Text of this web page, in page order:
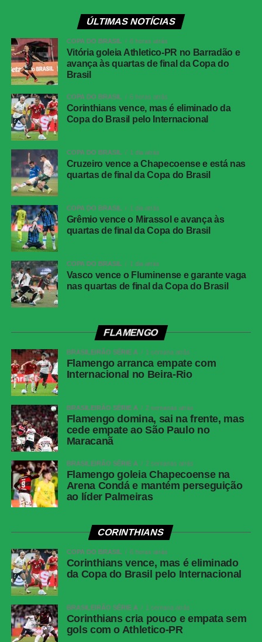
Data e horário:02.08 (domingo), às 19h30 (de
Local: Beira-Rio, em Porto Alegre (RS)
Athletico-PR x Vitória
ida das oitavas de final)
Data e horário:03.08 (segunda-feira), às 21h (de
Brasília)
Local: Arena da Baixada, em Curitiba (PR)
FICHA
TÉCNICA
Partida
Corinthians 0 x 0 Athletico-PR
Competição
Campeonato Brasileiro – 21ª rodada
Local
Data
30 de julho de 2026 (quinta-feira)
Horário
19h30 (de Brasília)
Público
R$ 2.606.640,01
amarelos
Benavídez, Jadson, Portilla e Santos
(Athletico-PR); Fernando Diniz, André
Ramalho, Matheuzinho e Rodrigo Garro
vermelhos
Árbitro
Paulo Cesar Zanovelli da Silva (MG)
Assistentes
Thiaggo Americano Labes (SC)
VAR
Paulo Renato Moreira da Silva Coelho (RJ)
Corinthians
Hugo Souza; Pedro Milans, André Ramalho,
(Breno Bidon), André Carrillo (André) e
Zakaria Labyad (Kaio César); Dieguinho (Yuri
Alberto (Rodrigo Garro)) e Lingard. Técnico:
Fernando Diniz.
Athletico-
PR
(Léo Derik); Leozinho (Dudu), Viveros (Rivaldo)
e Mendoza (João Cruz). Técnico: Odair
Hellmann.
ÚLTIMAS NOTÍCIAS
COPA DO BRASIL 6 horas atrás
Vitória goleia Athletico-PR no Barradão e
avança às quartas de final da Copa do
Brasil
COPA DO BRASIL 6 horas atrás
Corinthians vence, mas é eliminado da
Copa do Brasil pelo Internacional
COPA DO BRASIL 1 dia atrás
Cruzeiro vence a Chapecoense e está nas
quartas de final da Copa do Brasil
COPA DO BRASIL 1 dia atrás
Grêmio vence o Mirassol e avança às
quartas de final da Copa do Brasil
COPA DO BRASIL 1 dia atrás
Vasco vence o Fluminense e garante vaga
nas quartas de final da Copa do Brasil
FLAMENGO
BRASILEIRÃO SÉRIE A 1 semana atrás
Flamengo arranca empate com
Internacional no Beira-Rio
BRASILEIRÃO SÉRIE A 2 semanas atrás
Flamengo domina, sai na frente, mas
cede empate ao São Paulo no
Maracanã
BRASILEIRÃO SÉRIE A 2 semanas atrás
Flamengo goleia Chapecoense na
Arena Condá e mantém perseguição
ao líder Palmeiras
CORINTHIANS
COPA DO BRASIL 6 horas atrás
Corinthians vence, mas é eliminado
da Copa do Brasil pelo Internacional
BRASILEIRÃO SÉRIE A 1 semana atrás
Corinthians cria pouco e empata sem
gols com o Athletico-PR